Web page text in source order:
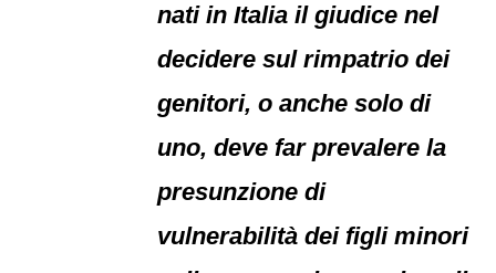
nati in Italia il giudice nel
decidere sul rimpatrio dei
genitori, o anche solo di
uno, deve far prevalere la
presunzione di
vulnerabilità dei figli minori